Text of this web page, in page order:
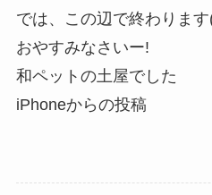
では、この辺で終わりま
おやすみなさいー!
和ペットの土屋でした
iPhoneからの投稿